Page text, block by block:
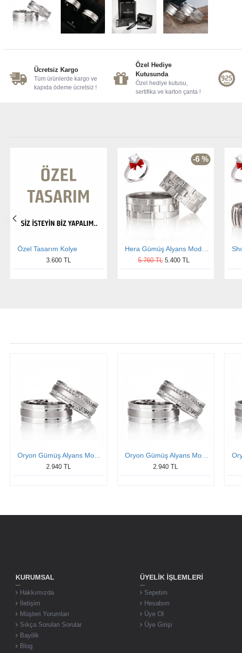
Ücretsiz Kargo
Tüm ürünlerde kargo ve
kapıda ödeme ücretsiz !
Özel Hediye
Kutusunda
Özel hediye kutusu,
sertifika ve karton çanta !
Özel Tasarım Kolye
3.600 TL
-6 %
Hera Gümüş Alyans Modeli Taşlı Alyans Çifti
5.760 TL 5.400 TL
2.940 TL
Oryon Gümüş Alyans Modeli Taşlı Bay Alyans
2.940 TL
KURUMSAL
Hakkımızda
İletişim
Müşteri Yorumları
Sıkça Sorulan Sorular
Bayilik
Blog
ÜYELIK İŞLEMLERI
Sepetim
Hesabım
Üye Ol
Üye Girişi